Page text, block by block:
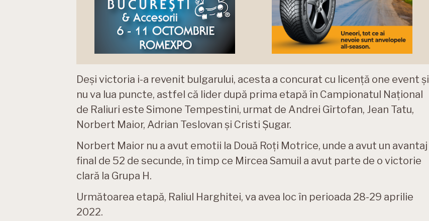
Deși victoria i-a revenit bulgarului, acesta a concurat cu licență one event și
nu va lua puncte, astfel că lider după prima etapă în Campionatul Național
de Raliuri este Simone Tempestini, urmat de Andrei Gîrtofan, Jean Tatu,
Norbert Maior, Adrian Teslovan și Cristi Șugar.
Norbert Maior nu a avut emotii la Două Roți Motrice, unde a avut un avantaj
final de 52 de secunde, în timp ce Mircea Samuil a avut parte de o victorie
clară la Grupa H.
Următoarea etapă, Raliul Harghitei, va avea loc în perioada 28-29 aprilie
2022.